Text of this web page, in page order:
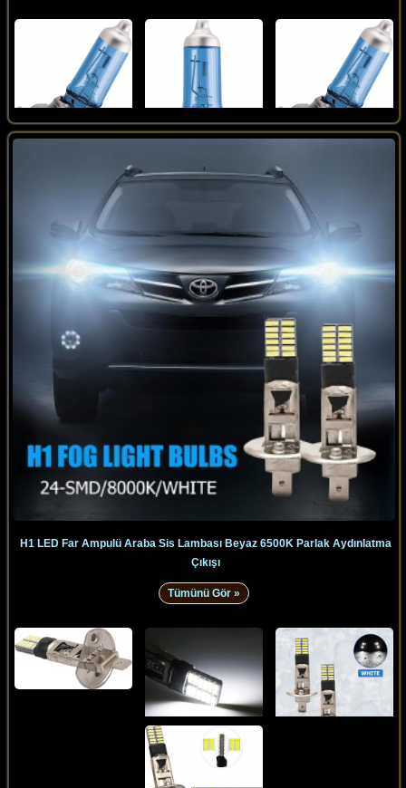
H1 LED Far Ampulü Araba Sis Lambası Beyaz 6500K Parlak Aydınlatma
Çıkışı
Tümünü Gör »